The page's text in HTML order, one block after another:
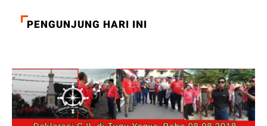
PENGUNJUNG HARI INI